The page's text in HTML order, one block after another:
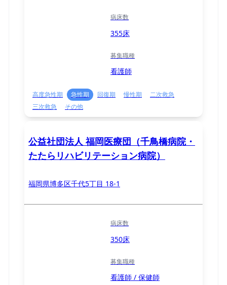
病床数
355床
募集職種
看護師
高度急性期 急性期 回復期 慢性期
二次救急
三次救急
その他
公益社団法人 福岡医療団（千鳥橋病院・
たたらリハビリテーション病院）
福岡県博多区千代5丁目 18-1
病床数
350床
募集職種
看護師 / 保健師